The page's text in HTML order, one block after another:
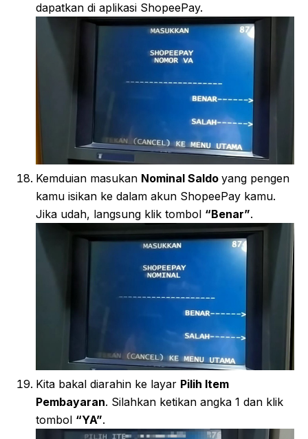
dapatkan di aplikasi ShopeePay.
Kemduian masukan Nominal Saldo yang pengen
kamu isikan ke dalam akun ShopeePay kamu.
Jika udah, langsung klik tombol “Benar”.
Kita bakal diarahin ke layar Pilih Item
Pembayaran. Silahkan ketikan angka 1 dan klik
tombol “YA”.